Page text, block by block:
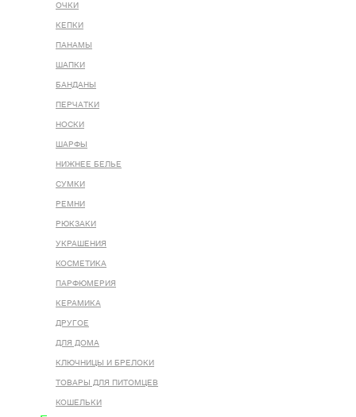
ОЧКИ
КЕПКИ
ПАНАМЫ
ШАПКИ
БАНДАНЫ
ПЕРЧАТКИ
НОСКИ
ШАРФЫ
НИЖНЕЕ БЕЛЬЕ
СУМКИ
РЕМНИ
РЮКЗАКИ
УКРАШЕНИЯ
КОСМЕТИКА
ПАРФЮМЕРИЯ
КЕРАМИКА
ДРУГОЕ
ДЛЯ ДОМА
КЛЮЧНИЦЫ И БРЕЛОКИ
ТОВАРЫ ДЛЯ ПИТОМЦЕВ
КОШЕЛЬКИ